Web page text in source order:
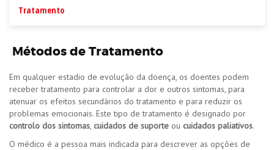
Tratamento
Métodos de Tratamento
Em qualquer estadio de evolução da doença, os doentes podem
receber tratamento para controlar a dor e outros sintomas, para
atenuar os efeitos secundários do tratamento e para reduzir os
problemas emocionais. Este tipo de tratamento é designado por
controlo dos sintomas, cuidados de suporte ou cuidados paliativos.
O médico é a pessoa mais indicada para descrever as opções de